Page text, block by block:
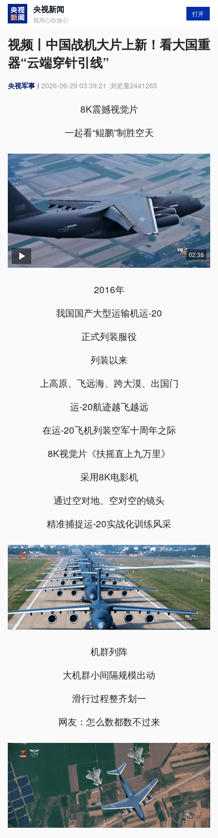
央视新闻
我用心你放心
打开
视频丨中国战机大片上新！看大国重
器“云端穿针引线”
央视军事 2026-06-29 03:39:21 浏览量2441265
8K震撼视觉片
一起看“鲲鹏”制胜空天
02:38
2016年
我国国产大型运输机运-20
正式列装服役
列装以来
上高原、飞远海、跨大漠、出国门
运-20航迹越飞越远
在运-20飞机列装空军十周年之际
8K视觉片《扶摇直上九万里》
采用8K电影机
通过空对地、空对空的镜头
精准捕捉运-20实战化训练风采
机群列阵
大机群小间隔规模出动
滑行过程整齐划一
网友：怎么数都数不过来